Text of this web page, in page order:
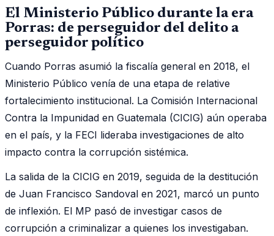
El Ministerio Público durante la era
Porras: de perseguidor del delito a
perseguidor político
Cuando Porras asumió la fiscalía general en 2018, el
Ministerio Público venía de una etapa de relative
fortalecimiento institucional. La Comisión Internacional
Contra la Impunidad en Guatemala (CICIG) aún operaba
en el país, y la FECI lideraba investigaciones de alto
impacto contra la corrupción sistémica.
La salida de la CICIG en 2019, seguida de la destitución
de Juan Francisco Sandoval en 2021, marcó un punto
de inflexión. El MP pasó de investigar casos de
corrupción a criminalizar a quienes los investigaban.